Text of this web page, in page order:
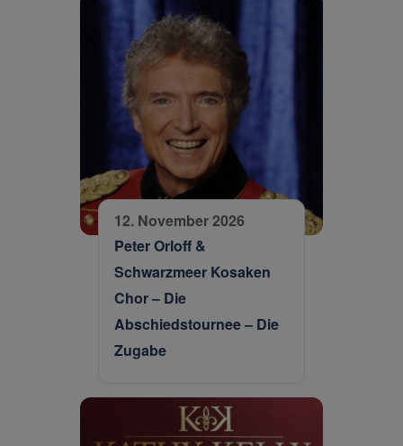
12. November 2026
Peter Orloff &
Schwarzmeer Kosaken
Chor – Die
Abschiedstournee – Die
Zugabe